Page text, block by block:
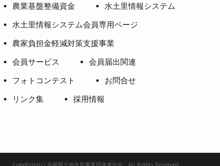
農業基盤整備資金
水土里情報システム
水土里情報システム会員専用ページ
農家負担金軽減対策支援事業
会員サービス
会員届出関連
フォトコンテスト
お問合せ
リンク集
採用情報
CopyRight(c) 長崎県土地改良事業団体連合会 All Rights Reserved